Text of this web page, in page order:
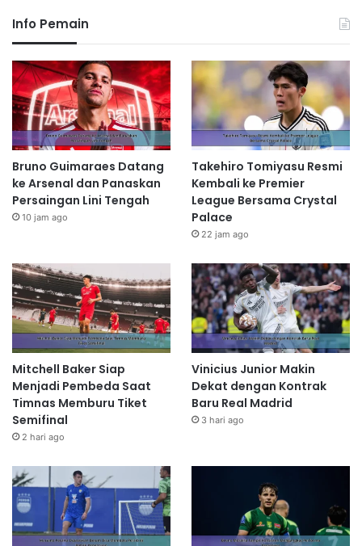
Info Pemain
Bruno Guimaraes Datang
ke Arsenal dan Panaskan
Persaingan Lini Tengah
10 jam ago
Takehiro Tomiyasu Resmi
Kembali ke Premier
League Bersama Crystal
Palace
22 jam ago
Mitchell Baker Siap
Menjadi Pembeda Saat
Timnas Memburu Tiket
Semifinal
2 hari ago
Vinicius Junior Makin
Dekat dengan Kontrak
Baru Real Madrid
3 hari ago